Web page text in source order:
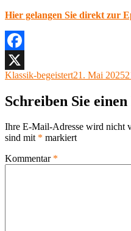
Hier gelangen Sie direkt zur
Facebook
X
Autor
Klassik-begeistertVeröffentlicht
21. Mai 2025
Schreiben Sie
Ihre E-Mail-Adresse wird nicht
sind mit * markiert
Kommentar *